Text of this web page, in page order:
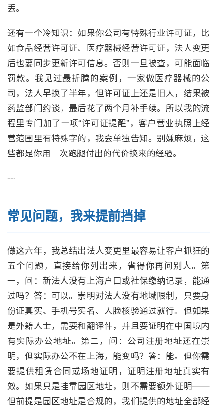
丢。
还有一个冷知识：如果你公司有特殊行业许可证，比
如食品经营许可证、医疗器械经营许可证，法人变更
后也要同步更新许可信息。否则一旦被查，可能面临
罚款。我见过最折腾的案例，一家做医疗器械的公
司，法人早换了半年，但许可证上还是旧人，结果被
药监部门约谈，最后花了两个月补手续。所以我的流
程里专门加了一项“许可证提醒”，客户营业执照上经
营范围里有特殊字的，我会单独告知。别嫌麻烦，这
些都是你用一次跑腿付出的代价换来的经验。
---
常见问题，我来提前挡掉
做这六年，我总结出法人变更里最容易让客户抓狂的
五个问题，直接给你列出来，省得你再问别人。第
一，问：新法人没有上海户口或社保缴纳记录，能通
过吗？答：可以。崇明对法人没有地域限制，只要身
份证真实、手机号实名、人脸核验通过就行。但如果
是外籍人士，需要和翻译件，并且要证明在中国境内
有实际办公地址。第二，问：公司注册地址还在崇
明，但实际办公不在上海，能变吗？答：能。但你需
要提供租赁合同或场地证明，证明注册地址真实有
效。如果只是挂靠园区地址，则不需要额外证明——
但前提是园区地址是合规的，我们提供的地址全部经